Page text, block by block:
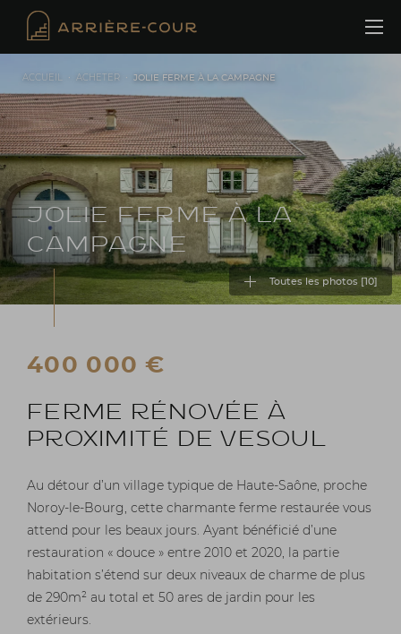
ACCUEIL • ACHETER • JOLIE FERME À LA CAMPAGNE
JOLIE FERME À LA
CAMPAGNE
Toutes les photos [10]
400 000 €
FERME RÉNOVÉE À
PROXIMITÉ DE VESOUL
Au détour d’un village typique de Haute-Saône, proche
Noroy-le-Bourg, cette charmante ferme restaurée vous
attend pour les beaux jours. Ayant bénéficié d’une
restauration « douce » entre 2010 et 2020, la partie
habitation s’étend sur deux niveaux de charme de plus
de 290m² au total et 50 ares de jardin pour les
extérieurs.
Cookies management panel